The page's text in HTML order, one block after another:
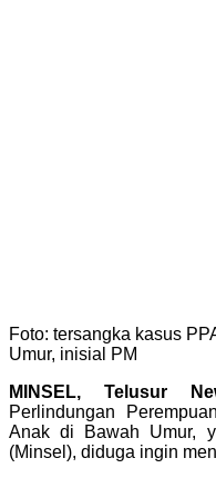
Foto: tersangka kasus
Umur, inisial PM
MINSEL, Telusur
Perlindungan
Anak di Bawah Umur,
(Minsel), diduga ingin